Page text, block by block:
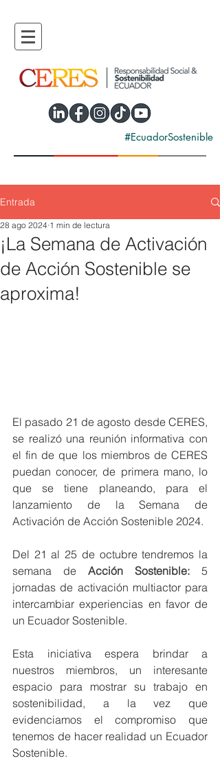
#EcuadorSostenible
Entrada
¡La Semana de Activación
de Acción Sostenible se
aproxima!
28 ago 2024 1 min de lectura
El pasado 21 de agosto desde CERES,
se realizó una reunión informativa con
el fin de que los miembros de CERES
puedan conocer, de primera mano, lo
que se tiene planeando, para el
lanzamiento de la Semana de
Activación de Acción Sostenible 2024.
Del 21 al 25 de octubre tendremos la
semana de Acción Sostenible: 5
jornadas de activación multiactor para
intercambiar experiencias en favor de
un Ecuador Sostenible.
Esta iniciativa espera brindar a
nuestros miembros, un interesante
espacio para mostrar su trabajo en
sostenibilidad, a la vez que
evidenciamos el compromiso que
tenemos de hacer realidad un Ecuador
Sostenible.